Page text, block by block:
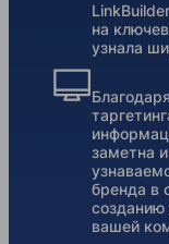
на
узнала
заметна
бренда в
созданию
вашей